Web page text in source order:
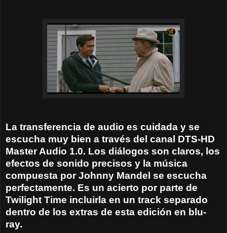
La transferencia de audio es cuidada y se
escucha muy bien a través del canal DTS-HD
Master Audio 1.0. Los diálogos son claros, los
efectos de sonido precisos y la música
compuesta por Johnny Mandel se escucha
perfectamente. Es un acierto por parte de
Twilight Time incluirla en un track separado
dentro de los extras de esta edición en blu-
ray.